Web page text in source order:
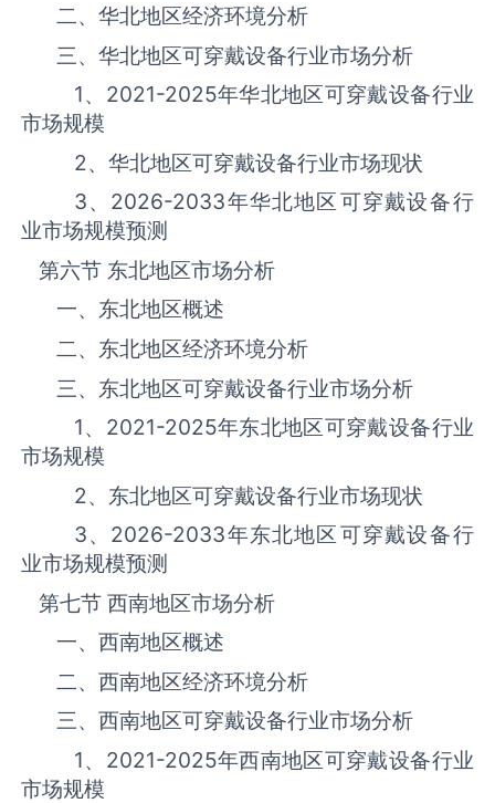
二、华北地区经济环境分析
三、华北地区‌‌‌‌‌‌可穿戴设备‌‌‌‌‌‌‌‌‌‌‌‌‌‌‌‌‌‌行业市场分析
1、 2021-2025年华北地区‌‌‌‌‌‌可穿戴设备‌‌‌‌‌‌‌‌‌‌‌‌‌‌‌‌‌‌行业
市场规模
2、华北地区‌‌‌‌‌‌可穿戴设备‌‌‌‌‌‌‌‌‌‌‌‌‌‌‌‌‌‌行业市场现状
3、 2026-2033年华北地区‌‌‌‌‌‌可穿戴设备‌‌‌‌‌‌‌‌‌‌‌‌‌‌‌‌‌‌行
业市场规模预测
第六节 东北地区市场分析
一、东北地区概述
二、东北地区经济环境分析
三、东北地区‌‌‌‌‌‌可穿戴设备‌‌‌‌‌‌‌‌‌‌‌‌‌‌‌‌‌‌行业市场分析
1、 2021-2025年东北地区‌‌‌‌‌‌可穿戴设备‌‌‌‌‌‌‌‌‌‌‌‌‌‌‌‌‌‌行业
市场规模
2、东北地区‌‌‌‌‌‌可穿戴设备‌‌‌‌‌‌‌‌‌‌‌‌‌‌‌‌‌‌行业市场现状
3、 2026-2033年东北地区‌‌‌‌‌‌可穿戴设备‌‌‌‌‌‌‌‌‌‌‌‌‌‌‌‌‌‌行
业市场规模预测
第七节 西南地区市场分析
一、西南地区概述
二、西南地区经济环境分析
三、西南地区‌‌‌‌‌‌可穿戴设备‌‌‌‌‌‌‌‌‌‌‌‌‌‌‌‌‌‌行业市场分析
1、 2021-2025年西南地区‌‌‌‌‌‌可穿戴设备‌‌‌‌‌‌‌‌‌‌‌‌‌‌‌‌‌‌行业
市场规模